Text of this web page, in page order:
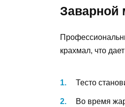
Заварной
крахмал, что
Тесто
Во время